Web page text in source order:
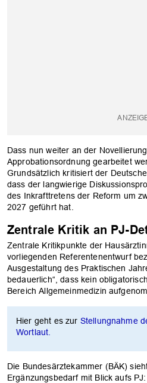
Dass nun weiter an der
Approbationsordnung gearbeitet
Grundsätzlich kritisiert der
dass der langwierige
des Inkrafttretens der Reform um
2027 geführt hat.
Zentrale Kritik an PJ-
Zentrale Kritikpunkte der
vorliegenden Referentenentwurf
Ausgestaltung des Praktischen
bedauerlich“, dass kein
Bereich Allgemeinmedizin
Hier geht es zur Stellungnahme
Wortlaut.
Die Bundesärztekammer (BÄK)
Ergänzungsbedarf mit Blick aufs